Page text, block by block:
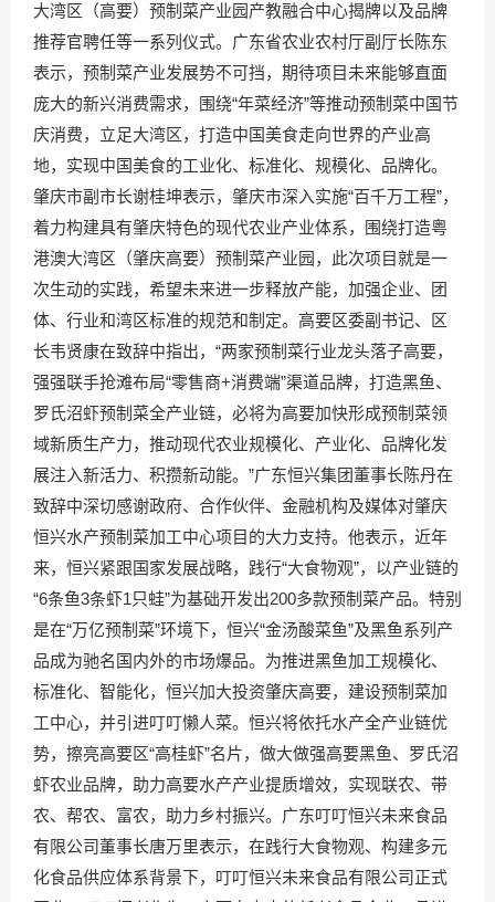
大湾区（高要）预制菜产业园产教融合中心揭牌以及品牌
推荐官聘任等一系列仪式。广东省农业农村厅副厅长陈东
表示，预制菜产业发展势不可挡，期待项目未来能够直面
庞大的新兴消费需求，围绕“年菜经济”等推动预制菜中国节
庆消费，立足大湾区，打造中国美食走向世界的产业高
地，实现中国美食的工业化、标准化、规模化、品牌化。
肇庆市副市长谢桂坤表示，肇庆市深入实施“百千万工程”，
着力构建具有肇庆特色的现代农业产业体系，围绕打造粤
港澳大湾区（肇庆高要）预制菜产业园，此次项目就是一
次生动的实践，希望未来进一步释放产能，加强企业、团
体、行业和湾区标准的规范和制定。高要区委副书记、区
长韦贤康在致辞中指出，“两家预制菜行业龙头落子高要，
强强联手抢滩布局“零售商+消费端”渠道品牌，打造黑鱼、
罗氏沼虾预制菜全产业链，必将为高要加快形成预制菜领
域新质生产力，推动现代农业规模化、产业化、品牌化发
展注入新活力、积攒新动能。”广东恒兴集团董事长陈丹在
致辞中深切感谢政府、合作伙伴、金融机构及媒体对肇庆
恒兴水产预制菜加工中心项目的大力支持。他表示，近年
来，恒兴紧跟国家发展战略，践行“大食物观”，以产业链的
“6条鱼3条虾1只蛙”为基础开发出200多款预制菜产品。特别
是在“万亿预制菜”环境下，恒兴“金汤酸菜鱼”及黑鱼系列产
品成为驰名国内外的市场爆品。为推进黑鱼加工规模化、
标准化、智能化，恒兴加大投资肇庆高要，建设预制菜加
工中心，并引进叮叮懒人菜。恒兴将依托水产全产业链优
势，擦亮高要区“高桂虾”名片，做大做强高要黑鱼、罗氏沼
虾农业品牌，助力高要水产产业提质增效，实现联农、带
农、帮农、富农，助力乡村振兴。广东叮叮恒兴未来食品
有限公司董事长唐万里表示，在践行大食物观、构建多元
化食品供应体系背景下，叮叮恒兴未来食品有限公司正式